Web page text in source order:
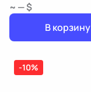
~ — $
В корзину
-10%